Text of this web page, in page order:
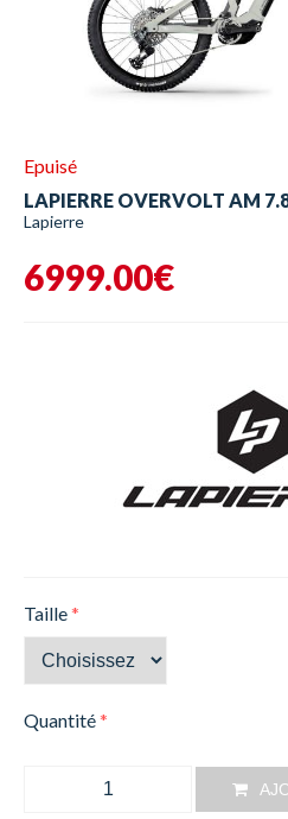
Epuisé
LAPIERRE OVERVOLT AM
Lapierre
6999.00€
Taille*
Quantité*